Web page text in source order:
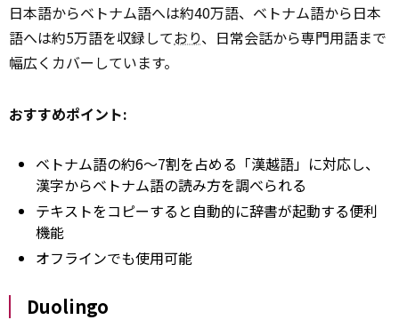
日本語からベトナム語へは約40万語、ベトナム語から日本
語へは約5万語を収録しており、日常会話から専門用語まで
幅広くカバーしています。
おすすめポイント:
ベトナム語の約6〜7割を占める「漢越語」に対応し、
漢字からベトナム語の読み方を調べられる
テキストをコピーすると自動的に辞書が起動する便利
機能
オフラインでも使用可能
Duolingo